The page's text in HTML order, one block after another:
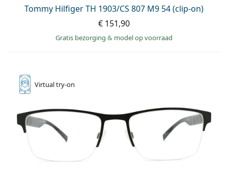
Tommy Hilfiger TH 1903/CS 807 M9 54 (clip-on)
€ 151,90
Gratis bezorging & model op voorraad
Virtualtry-on